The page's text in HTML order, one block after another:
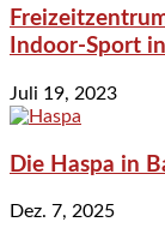
Indoor-Sport
Juli 19, 2023
Die Haspa in
Dez. 7, 2025